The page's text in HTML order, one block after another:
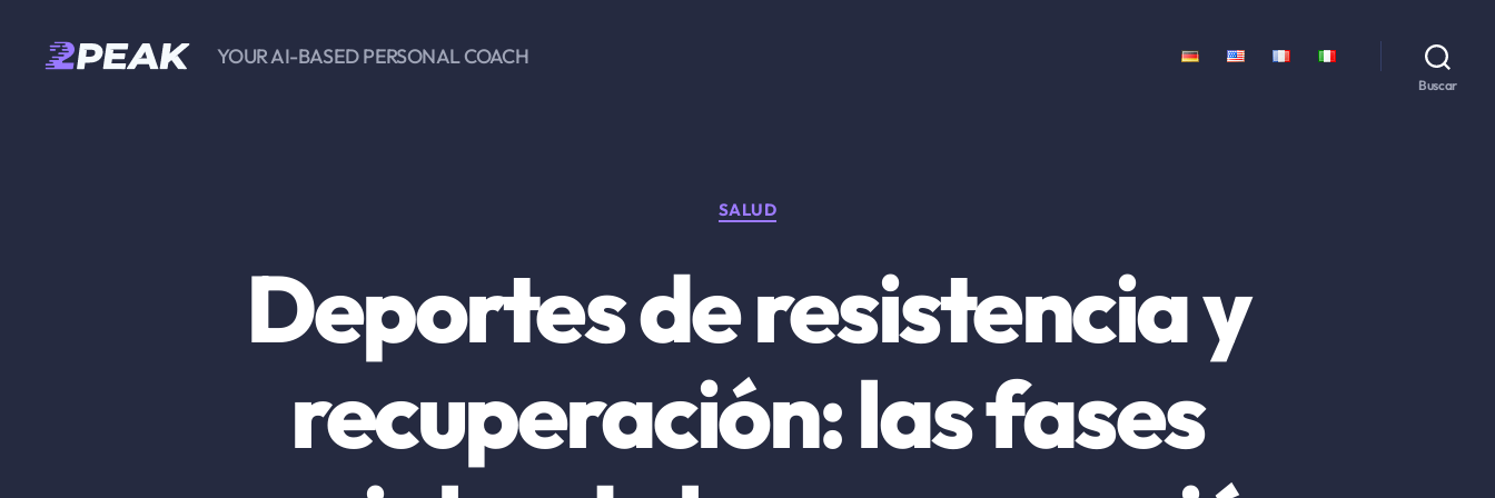
YOUR AI-BASED PERSONAL COACH
Buscar
Categorías
SALUD
Deportes de resistencia y
recuperación: las fases